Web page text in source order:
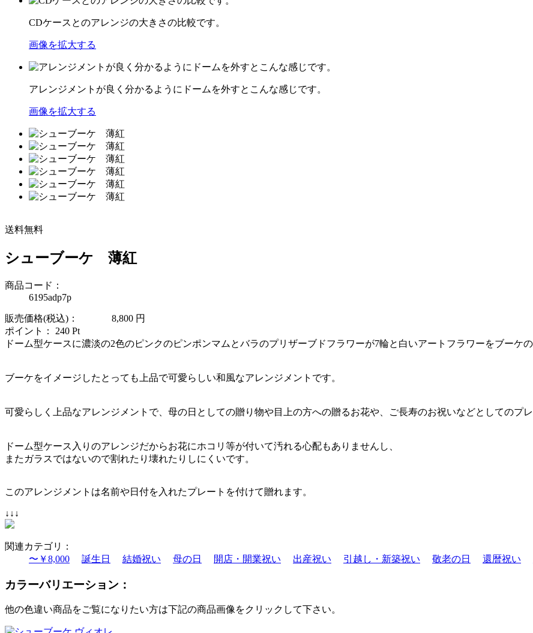
CDケースとのアレンジの大きさの比較です。
画像を拡大する
アレンジメントが良く分かるようにドームを外すとこんな感じです。
画像を拡大する
送料無料
シューブーケ 薄紅
商品コード：
6195adp7p
販売価格(税込)： 8,800 円
ポイント： 240 Pt
ドーム型ケースに濃淡の2色のピンクのピンポンマムとバラのプリザーブドフラワーが7輪と白いアートフラワーをブーケ
ブーケをイメージしたとっても上品で可愛らしい和風なアレンジメントです。
可愛らしく上品なアレンジメントで、母の日としての贈り物や目上の方への贈るお花や、ご長寿のお祝いなどとしてのプ
ドーム型ケース入りのアレンジだからお花にホコリ等が付いて汚れる心配もありませんし、
またガラスではないので割れたり壊れたりしにくいです。
このアレンジメントは名前や日付を入れたプレートを付けて贈れます。
↓↓↓
関連カテゴリ：
〜￥8,000
誕生日 結婚祝い 母の日 開店・開業祝い 出産祝い 引越し・新築祝い 敬老の日 還暦祝い
カラーバリエーション：
他の色違い商品をご覧になりたい方は下記の商品画像をクリックして下さい。